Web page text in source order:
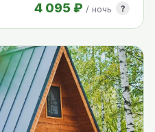
4 095 ₽ / ночь ?